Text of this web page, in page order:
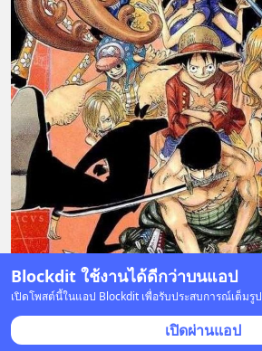
Blockdit ใช้งานได้ดีกว่าบนแอป
เปิดโพสต์นี้ในแอป Blockdit เพื่อรับประสบการณ์เต็มรู
เปิดผ่านแอป
43 บันทึก